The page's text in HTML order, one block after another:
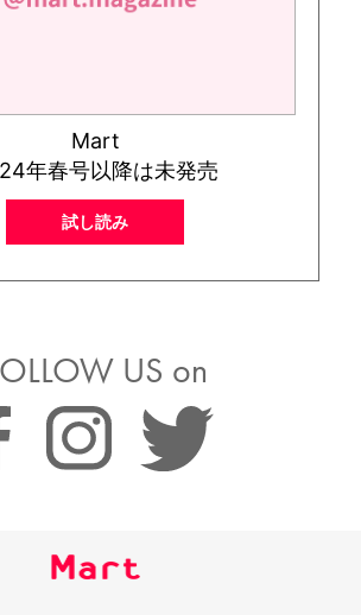
Mart
年春号以降は未発売
試し読み
US on